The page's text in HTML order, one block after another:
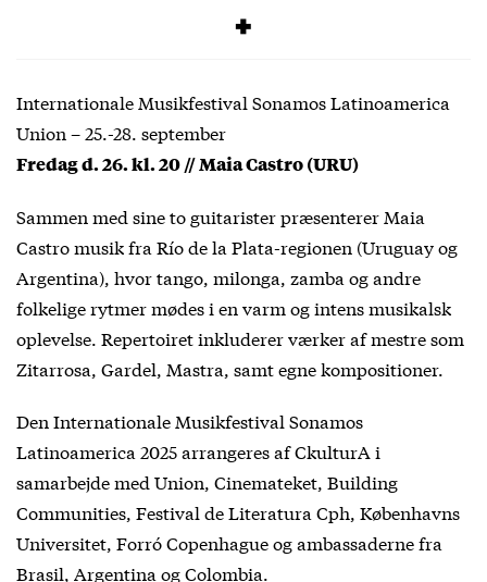
Internationale Musikfestival Sonamos Latinoamerica
Union – 25.-28. september
Fredag d. 26. kl. 20 // Maia Castro (URU)
Sammen med sine to guitarister præsenterer Maia
Castro musik fra Río de la Plata-regionen (Uruguay og
Argentina), hvor tango, milonga, zamba og andre
folkelige rytmer mødes i en varm og intens musikalsk
oplevelse. Repertoiret inkluderer værker af mestre som
Zitarrosa, Gardel, Mastra, samt egne kompositioner.
Den Internationale Musikfestival Sonamos
Latinoamerica 2025 arrangeres af CkulturA i
samarbejde med Union, Cinemateket, Building
Communities, Festival de Literatura Cph, Københavns
Universitet, Forró Copenhague og ambassaderne fra
Brasil, Argentina og Colombia.